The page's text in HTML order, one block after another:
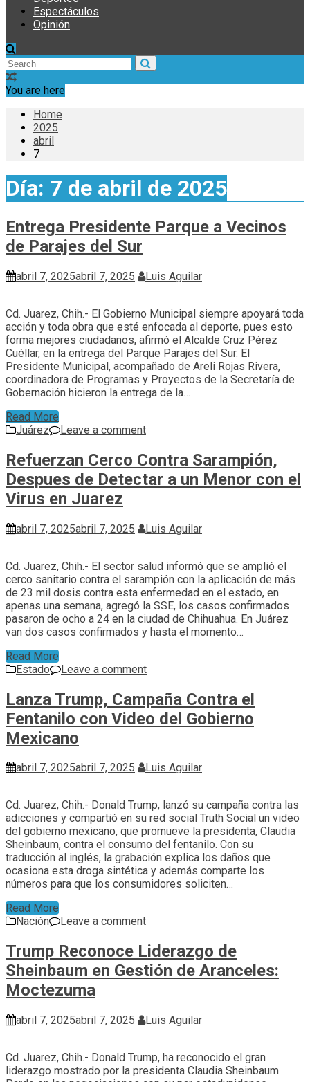
Espectáculos
Opinión
You are here
Home
2025
abril
7
Día: 7 de abril de 2025
Entrega Presidente Parque a Vecinos
de Parajes del Sur
abril 7, 2025abril 7, 2025 Luis Aguilar
Cd. Juarez, Chih.- El Gobierno Municipal siempre apoyará toda
acción y toda obra que esté enfocada al deporte, pues esto
forma mejores ciudadanos, afirmó el Alcalde Cruz Pérez
Cuéllar, en la entrega del Parque Parajes del Sur. El
Presidente Municipal, acompañado de Areli Rojas Rivera,
coordinadora de Programas y Proyectos de la Secretaría de
Gobernación hicieron la entrega de la…
Read More
Juárez
Leave a comment
Refuerzan Cerco Contra Sarampión,
Despues de Detectar a un Menor con el
Virus en Juarez
abril 7, 2025abril 7, 2025 Luis Aguilar
Cd. Juarez, Chih.- El sector salud informó que se amplió el
cerco sanitario contra el sarampión con la aplicación de más
de 23 mil dosis contra esta enfermedad en el estado, en
apenas una semana, agregó la SSE, los casos confirmados
pasaron de ocho a 24 en la ciudad de Chihuahua. En Juárez
van dos casos confirmados y hasta el momento…
Read More
Estado
Leave a comment
Lanza Trump, Campaña Contra el
Fentanilo con Video del Gobierno
Mexicano
abril 7, 2025abril 7, 2025 Luis Aguilar
Cd. Juarez, Chih.- Donald Trump, lanzó su campaña contra las
adicciones y compartió en su red social Truth Social un video
del gobierno mexicano, que promueve la presidenta, Claudia
Sheinbaum, contra el consumo del fentanilo. Con su
traducción al inglés, la grabación explica los daños que
ocasiona esta droga sintética y además comparte los
números para que los consumidores soliciten…
Read More
Nación
Leave a comment
Trump Reconoce Liderazgo de
Sheinbaum en Gestión de Aranceles:
Moctezuma
abril 7, 2025abril 7, 2025 Luis Aguilar
Cd. Juarez, Chih.- Donald Trump, ha reconocido el gran
liderazgo mostrado por la presidenta Claudia Sheinbaum